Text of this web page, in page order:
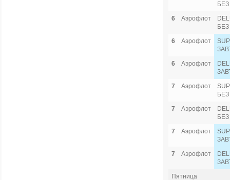
6
Аэрофлот
6
Аэрофлот
6
Аэрофлот
7
Аэрофлот
7
Аэрофлот
7
Аэрофлот
7
Аэрофлот
Пятница